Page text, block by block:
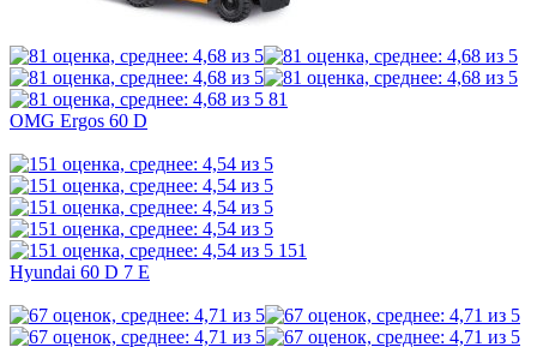
81
OMG Ergos 60 D
151
Hyundai 60 D 7 E